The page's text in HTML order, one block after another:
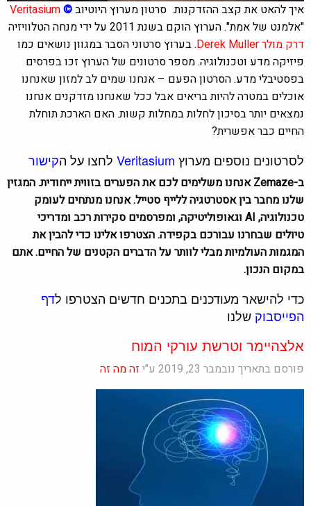
איך להאט את קצב ההזדקנות.סרטון מערוץ היוטיוב©
Veritasium
"אלמנט של אמת". הערוץ הוקם בשנת 2011 על ידי מנחה הטלוויזיה
דרק מולרDerek Muller. בערוץ סרטוני הסבר במגוון נושאים כמו
פיזיקה מדע וטכנולוגיה. מספר סרטונים של הערוץ זכו בפרסים
בפסטיבלי מדע. הסרטון הפעם –אנחנו שמים לב למזון שאנחנו
אוכלים במטרה להיות בריאים אבל ככל שאנחנו מזדקנים אנחנו
נמצאים יותר בסיכון לחלות במחלות קשות. האם הארכת תוחלת
החיים כבר אפשרית?
לסרטונים נוספים מערוץVeritasiumלחצו על ה קישור
ב-Zemaze אנחנו משלימים לכם את הפערים בזווית ייחודית. המגזין
שלנו מחבר בין אסטרטגיה ללייף סטייל. אנחנו מנתחים לעומק
טכנולוגיה, AI וגאופוליטיקה, ומפרסמים סקירות רכב ומדריכי
טיולים שבחרנו עבורכם בקפידה. הצטרפו אלינו כדי להבין את
המגמות העולמיות מבלי לוותר על הדברים הקטנים של החיים. אתם
במקום הנכון.
כדי להישאר מעודכנים בתכנים חדשים הצטרפו ל דף
הפייסבוקשלנו
אלצהיימר וטרשת עורקי המוח
פורסם בתאריך נובמבר 23, 2019 ע"י זה מה זה